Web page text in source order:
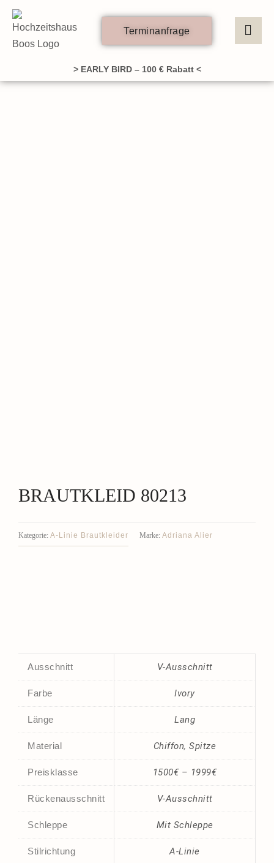
Zum
Inhalt
springen
Terminanfrage
> EARLY BIRD – 100 € Rabatt <
BRAUTKLEID 80213
Kategorie: A-Linie Brautkleider Marke: Adriana Alier
Ausschnitt V-Ausschnitt
Farbe Ivory
Länge Lang
Material Chiffon,Spitze
Preisklasse 1500€ – 1999€
Rückenausschnitt V-Ausschnitt
Schleppe Mit Schleppe
Stilrichtung A-Linie